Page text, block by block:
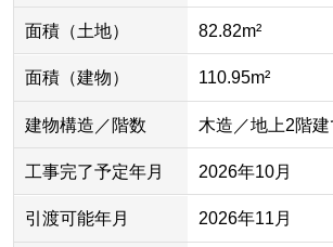
面積（土地） 82.82m²
面積（建物） 110.95m²
建物構造／階数 木造／地上2階建
工事完了予定年月 2026年10月
引渡可能年月 2026年11月